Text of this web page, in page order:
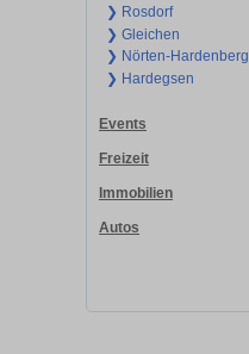
❯ Rosdorf
❯ Gleichen
❯ Nörten-Hardenberg
❯ Hardegsen
Events
Freizeit
Immobilien
Autos